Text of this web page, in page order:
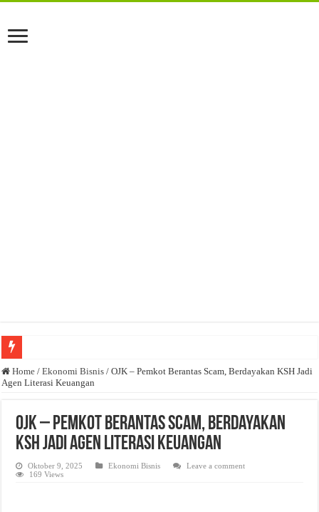
Anda butuh promosi usaha? Kontak ke Email redaksi@bisnisnasional.com
Dibutuhkan Marketing. Lamaran di-email ke redaksi@bisnisnasional.com
Home / Ekonomi Bisnis / OJK – Pemkot Berantas Scam, Berdayakan KSH Jadi
Agen Literasi Keuangan
OJK – Pemkot Berantas Scam, Berdayakan
KSH Jadi Agen Literasi Keuangan
Oktober 9, 2025 Ekonomi Bisnis
Leave a comment
169 Views